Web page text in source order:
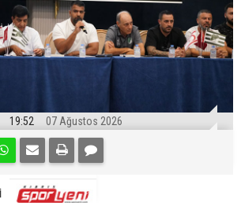
19:52 07 Ağustos 2026